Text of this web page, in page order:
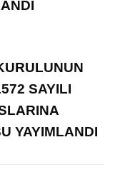
SAYILI
YAYIMLANDI